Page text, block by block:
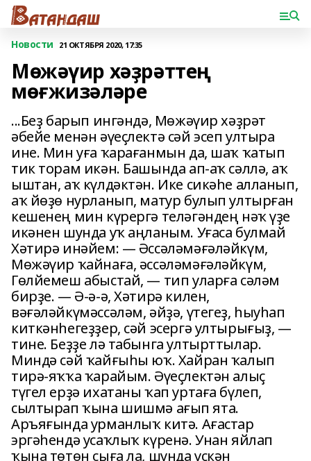
Новости 21 ОКТЯБРЯ 2020, 17:35
Мөжәүир хәҙрәттең
мөғжизәләре
...Беҙ барып ингәндә, Мөжәүир хәҙрәт
әбейе менән әүеҫлектә сәй эсеп ултыра
ине. Мин уға ҡарағанмын да, шаҡ ҡатып
тик торам икән. Башында ап-аҡ сәллә, аҡ
ыштан, аҡ күлдәктән. Ике сикәһе алланып,
аҡ йөҙө нурланып, матур булып ултырған
кешенең мин күрергә теләгәндең нәҡ үҙе
икәнен шунда уҡ аңланым. Уғаса булмай
Хәтирә инәйем: — Әссәләмәғәләйкүм,
Мөжәүир ҡайнаға, әссәләмәғәләйкүм,
Гөлйемеш абыстай, — тип уларға сәләм
бирҙе. — Ә-ә-ә, Хәтирә килен,
вәғәләйкүмәссәләм, әйҙә, үтегеҙ, һыуһап
киткәнһегеҙҙер, сәй эсергә ултырығыҙ, —
тине. Беҙҙе лә табынга ултырттылар.
Миндә сәй ҡайғыһы юҡ. Хайран ҡалып
тирә-яҡҡа ҡарайым. Әүеҫлектән алыҫ
түгел ерҙә ихатаны ҡап уртаға бүлеп,
сылтырап ҡына шишмә ағып ята.
Аръяғында урманлыҡ китә. Ағастар
эргәһендә усаҡлыҡ күренә. Унан яйлап
ҡына төтөн сыға ла, шунда үҫкән